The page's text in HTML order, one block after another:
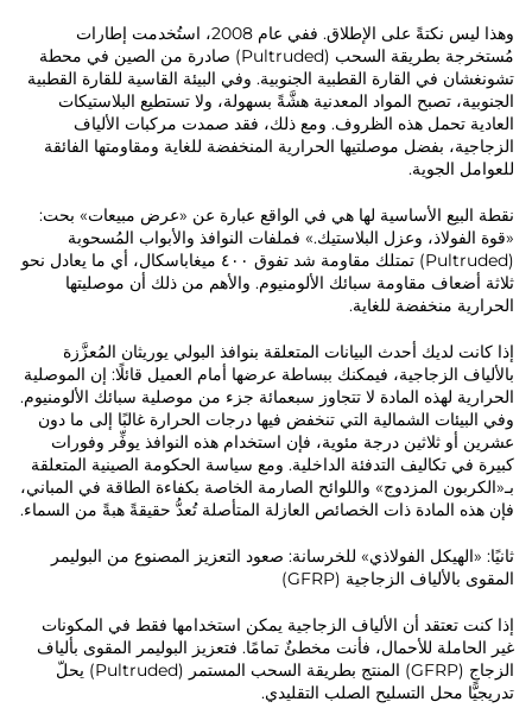
وهذا ليس نكتةً على الإطلاق. ففي عام 2008، استُخدمت إطارات
مُستخرجة بطريقة السحب (Pultruded) صادرة من الصين في محطة
تشونغشان في القارة القطبية الجنوبية. وفي البيئة القاسية للقارة القطبية
الجنوبية، تصبح المواد المعدنية هشَّةً بسهولة، ولا تستطيع البلاستيكات
العادية تحمل هذه الظروف. ومع ذلك، فقد صمدت مركبات الألياف
الزجاجية، بفضل موصلتيها الحرارية المنخفضة للغاية ومقاومتها الفائقة
للعوامل الجوية.
نقطة البيع الأساسية لها هي في الواقع عبارة عن «عرض مبيعات» بحت:
«قوة الفولاذ، وعزل البلاستيك.» فملفات النوافذ والأبواب المُسحوبة
(Pultruded) تمتلك مقاومة شد تفوق ٤٠٠ ميغاباسكال، أي ما يعادل نحو
ثلاثة أضعاف مقاومة سبائك الألومنيوم. والأهم من ذلك أن موصليتها
الحرارية منخفضة للغاية.
إذا كانت لديك أحدث البيانات المتعلقة بنوافذ البولي يوريثان المُعزَّزة
بالألياف الزجاجية، فيمكنك ببساطة عرضها أمام العميل قائلًا: إن الموصلية
الحرارية لهذه المادة لا تتجاوز سبعمائة جزء من موصلية سبائك الألومنيوم.
وفي البيئات الشمالية التي تنخفض فيها درجات الحرارة غالبًا إلى ما دون
عشرين أو ثلاثين درجة مئوية، فإن استخدام هذه النوافذ يوفِّر وفورات
كبيرة في تكاليف التدفئة الداخلية. ومع سياسة الحكومة الصينية المتعلقة
بـ«الكربون المزدوج» واللوائح الصارمة الخاصة بكفاءة الطاقة في المباني،
فإن هذه المادة ذات الخصائص العازلة المتأصلة تُعدُّ حقيقةً هبةً من السماء.
ثانيًا: «الهيكل الفولاذي» للخرسانة: صعود التعزيز المصنوع من البوليمر
المقوى بالألياف الزجاجية (GFRP)
إذا كنت تعتقد أن الألياف الزجاجية يمكن استخدامها فقط في المكونات
غير الحاملة للأحمال، فأنت مخطئٌ تمامًا. فتعزيز البوليمر المقوى بألياف
الزجاج (GFRP) المنتج بطريقة السحب المستمر (Pultruded) يحلّ
تدريجيًّا محل التسليح الصلب التقليدي.